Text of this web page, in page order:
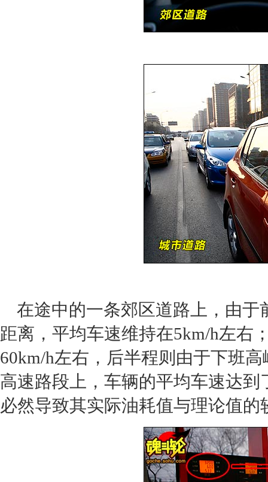
在途中的一条郊区道路上，由于
距离，平均车速维持在5km/h左右
60km/h左右，后半程则由于下班
高速路段上，车辆的平均车速达
必然导致其实际油耗值与理论值的